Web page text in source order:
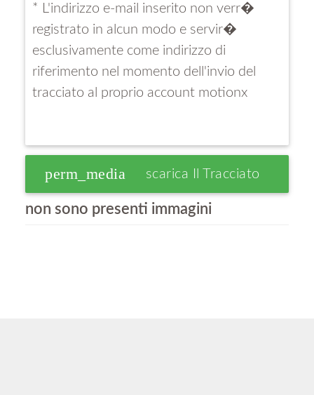
* L'indirizzo e-mail inserito non verr�
registrato in alcun modo e servir�
esclusivamente come indirizzo di
riferimento nel momento dell'invio del
tracciato al proprio account motionx
perm_media Scarica Il Tracciato
GPS
non sono presenti immagini